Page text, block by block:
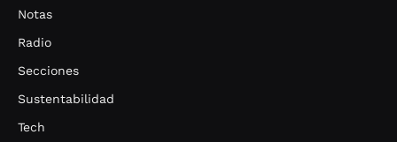
Notas
Radio
Secciones
Sustentabilidad
Tech